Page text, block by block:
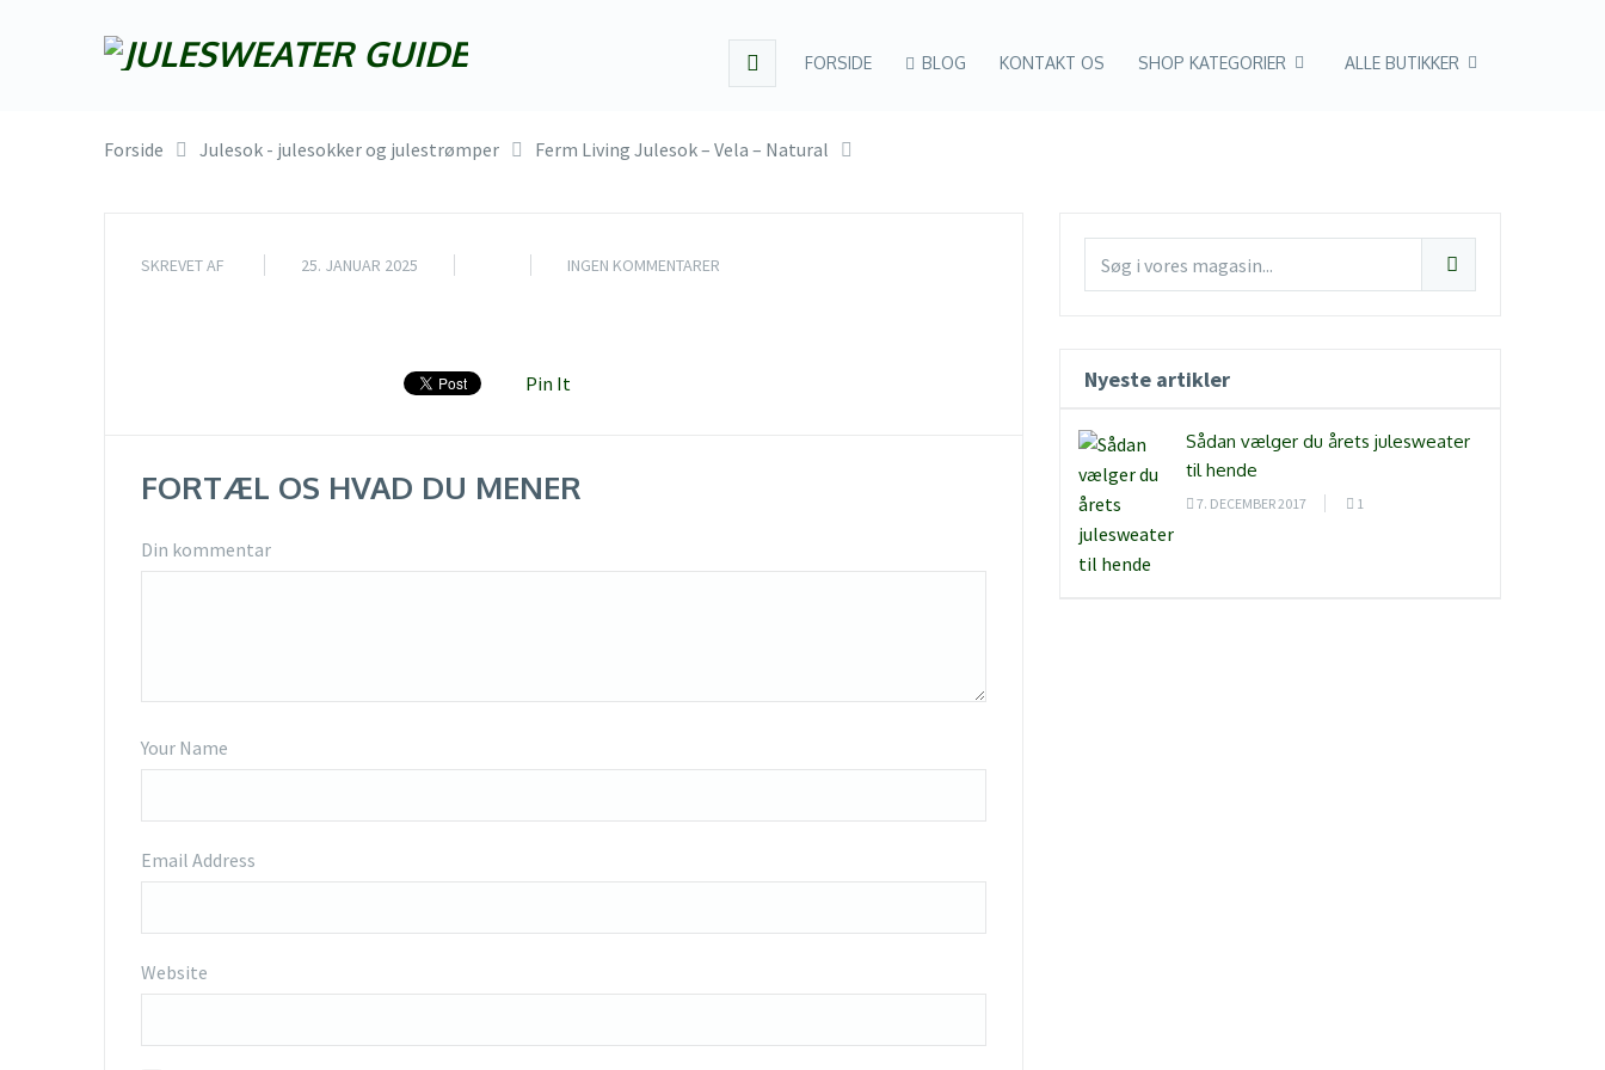
FORSIDE BLOG KONTAKT OS SHOP KATEGORIER ALLE BUTIKKER
Forside Julesok - julesokker og julestrømper Ferm Living Julesok – Vela – Natural
SKREVET AF 25. JANUAR 2025 INGEN KOMMENTARER
Pin It
FORTÆL OS HVAD DU MENER
Din kommentar
Your Name
Email Address
Website
Nyeste artikler
Sådan vælger du årets julesweater
til hende
7. DECEMBER 2017 1